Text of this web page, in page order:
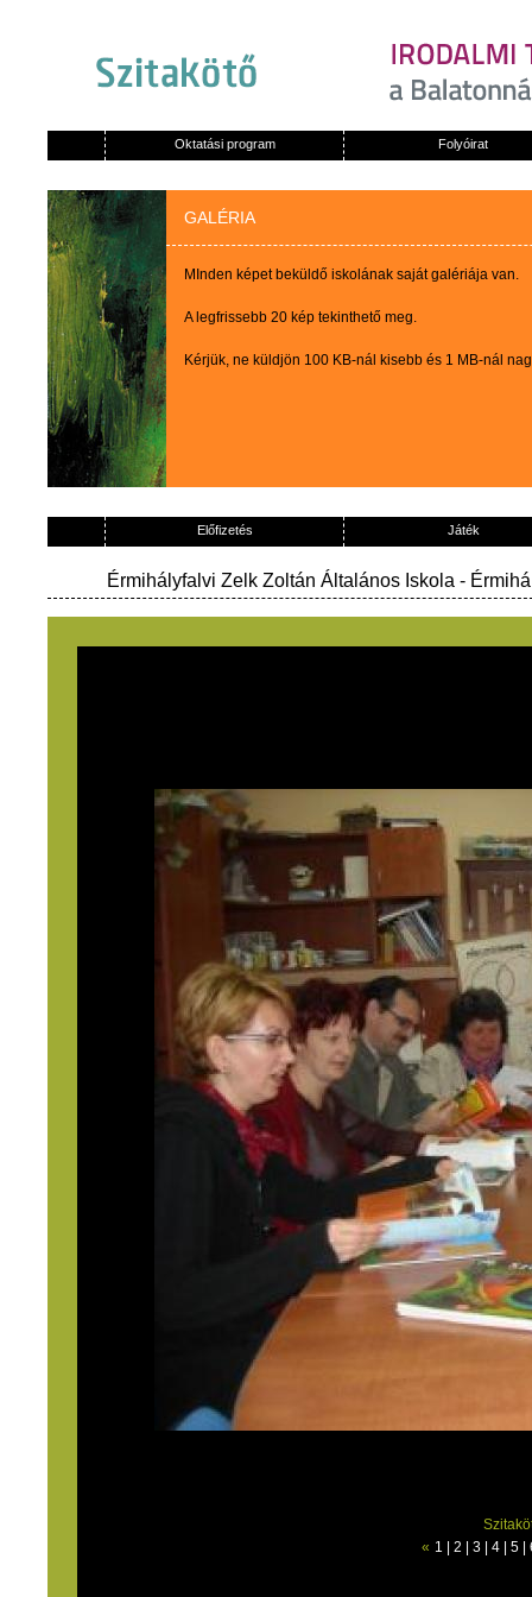
Oktatási program Folyóirat
GALÉRIA
MInden képet beküldő iskolának saját galériája van.
A legfrissebb 20 kép tekinthető meg.
Kérjük, ne küldjön 100 KB-nál kisebb és 1 MB-nál
Előfizetés Játék
Érmihályfalvi Zelk Zoltán Általános Iskola -
« 1 2 3| 4| 5|